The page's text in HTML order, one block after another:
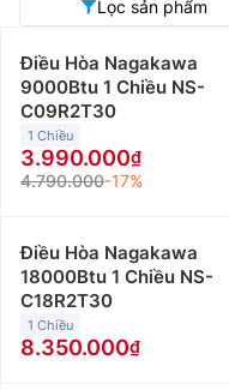
Lọc sản phẩm
Điều Hòa Nagakawa
9000Btu 1 Chiều NS-
C09R2T30
1 Chiều
3.990.000
4.790.000-17%
Điều Hòa Nagakawa
18000Btu 1 Chiều NS-
C18R2T30
1 Chiều
8.350.000